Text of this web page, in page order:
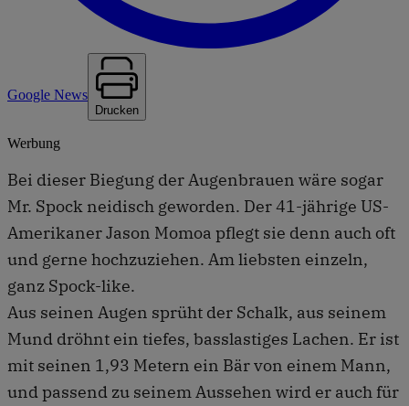
Google News
Drucken
Werbung
Bei dieser Biegung der Augenbrauen wäre sogar
Mr. Spock neidisch geworden. Der 41-jährige US-
Amerikaner Jason Momoa pflegt sie denn auch oft
und gerne hochzuziehen. Am liebsten einzeln,
ganz Spock-like.
Aus seinen Augen sprüht der Schalk, aus seinem
Mund dröhnt ein tiefes, basslastiges Lachen. Er ist
mit seinen 1,93 Metern ein Bär von einem Mann,
und passend zu seinem Aussehen wird er auch für